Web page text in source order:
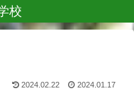
校
2024.02.22 2024.01.17